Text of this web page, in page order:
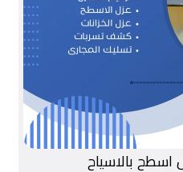
بالاسياح